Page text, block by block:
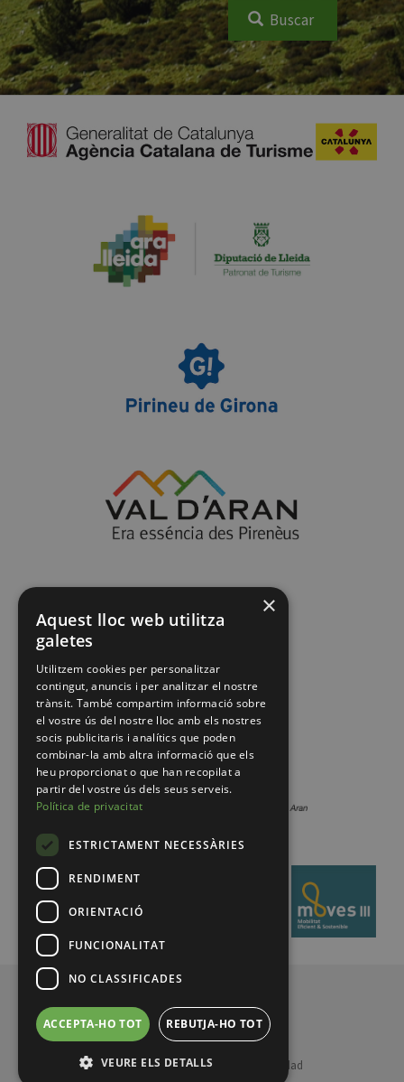
Buscar
Legal notice Política de privacidad
×
Aquest lloc web utilitza
galetes
Utilitzem cookies per personalitzar
contingut, anuncis i per analitzar el nostre
trànsit. També compartim informació sobre
el vostre ús del nostre lloc amb els nostres
socis publicitaris i analítics que poden
combinar-la amb altra informació que els
heu proporcionat o que han recopilat a
partir del vostre ús dels seus serveis.
Política de privacitat
ESTRICTAMENT NECESSÀRIES
RENDIMENT
ORIENTACIÓ
FUNCIONALITAT
NO CLASSIFICADES
ACCEPTA-HO TOT REBUTJA-HO TOT
VEURE ELS DETALLS